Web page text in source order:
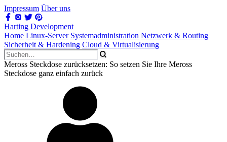
Impressum Über uns
Harting Development
Home Linux-Server Systemadministration Netzwerk & Routing
Sicherheit & Hardening Cloud & Virtualisierung
Meross Steckdose zurücksetzen: So setzen Sie Ihre Meross
Steckdose ganz einfach zurück